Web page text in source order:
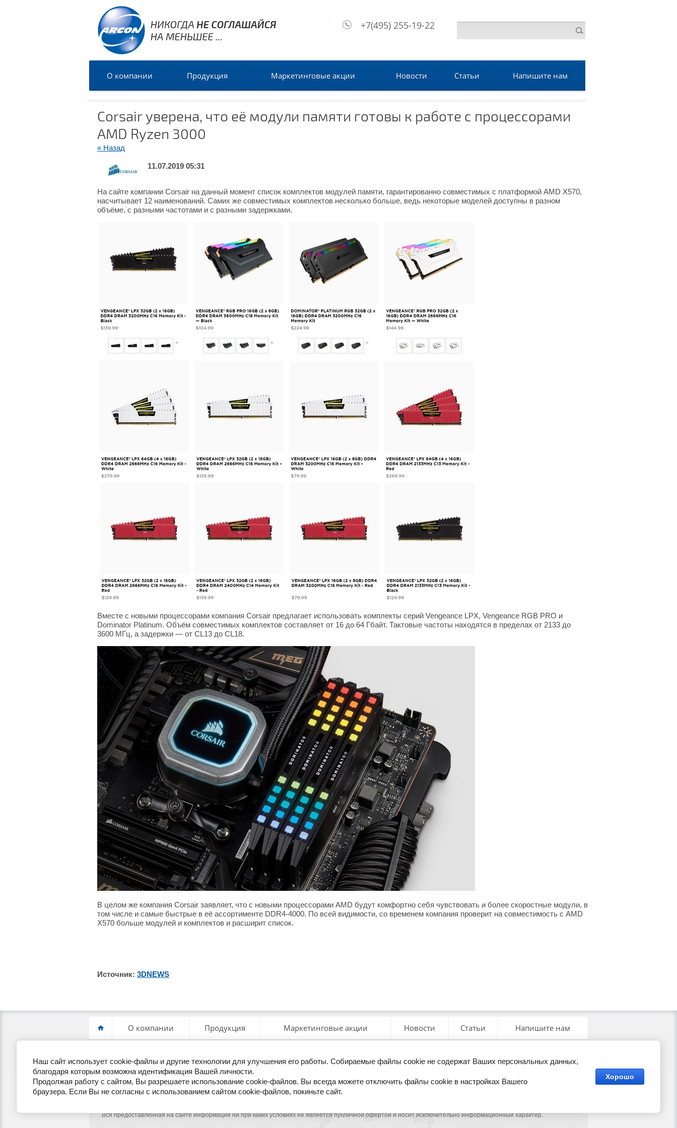
+7(495) 255-19-22
О компании Продукция Маркетинговые акции Новости Статьи Напишите нам
Corsair уверена, что её модули памяти готовы к работе с процессорами
AMD Ryzen 3000
« Назад
11.07.2019 05:31
На сайте компании Corsair на данный момент список комплектов модулей памяти, гарантированно совместимых с платформой AMD X570,
насчитывает 12 наименований. Самих же совместимых комплектов несколько больше, ведь некоторые моделей доступны в разном
объёме, с разными частотами и с разными задержками.
Вместе с новыми процессорами компания Corsair предлагает использовать комплекты серий Vengeance LPX, Vengeance RGB PRO и
Dominator Platinum. Объём совместимых комплектов составляет от 16 до 64 Гбайт. Тактовые частоты находятся в пределах от 2133 до
3600 МГц, а задержки — от CL13 до CL18.
В целом же компания Corsair заявляет, что с новыми процессорами AMD будут комфортно себя чувствовать и более скоростные модули, в
том числе и самые быстрые в её ассортименте DDR4-4000. По всей видимости, со временем компания проверит на совместимость с AMD
X570 больше модулей и комплектов и расширит список.
Источник: 3DNEWS
О компании Продукция Маркетинговые акции Новости Статьи Напишите нам
+7(495) 255-19-22 Перезвоните мне
Вся предоставленная на сайте информация ни при каких условиях не является публичной офертой и носит исключительно информационный характер.
Наш сайт использует cookie-файлы и другие технологии для улучшения его работы. Собираемые файлы cookie не содержат Ваших персональных данных,
благодаря которым возможна идентификация Вашей личности.
Продолжая работу с сайтом, Вы разрешаете использование cookie-файлов. Вы всегда можете отключить файлы cookie в настройках Вашего
браузера. Если Вы не согласны с использованием сайтом cookie-файлов, покиньте сайт.
Хорошо